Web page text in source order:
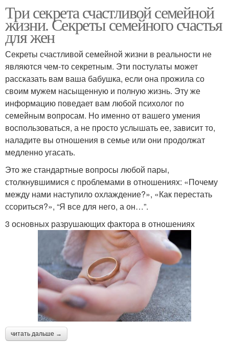
Три секрета счастливой семейной
жизни. Секреты семейного счастья
для жен
Секреты счастливой семейной жизни в реальности не
являются чем-то секретным. Эти постулаты может
рассказать вам ваша бабушка, если она прожила со
своим мужем насыщенную и полную жизнь. Эту же
информацию поведает вам любой психолог по
семейным вопросам. Но именно от вашего умения
воспользоваться, а не просто услышать ее, зависит то,
наладите вы отношения в семье или они продолжат
медленно угасать.
Это же стандартные вопросы любой пары,
столкнувшимися с проблемами в отношениях: «Почему
между нами наступило охлаждение?», «Как перестать
ссориться?», “Я все для него, а он…”.
3 основных разрушающих фактора в отношениях
читать дальше →